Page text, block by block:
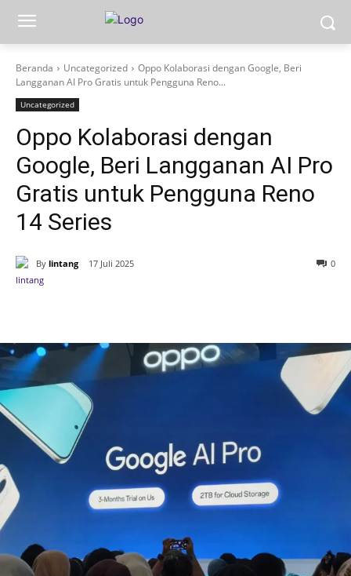
Beranda Uncategorized
Oppo Kolaborasi dengan Google, Beri
Langganan AI Pro Gratis untuk Pengguna Reno...
Uncategorized
Oppo Kolaborasi dengan
Google, Beri Langganan AI Pro
Gratis untuk Pengguna Reno
14 Series
By lintang 17 Juli 2025 0